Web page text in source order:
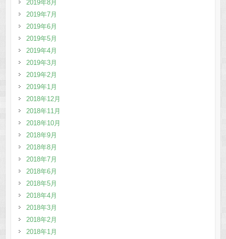
2019年8月
2019年7月
2019年6月
2019年5月
2019年4月
2019年3月
2019年2月
2019年1月
2018年12月
2018年11月
2018年10月
2018年9月
2018年8月
2018年7月
2018年6月
2018年5月
2018年4月
2018年3月
2018年2月
2018年1月